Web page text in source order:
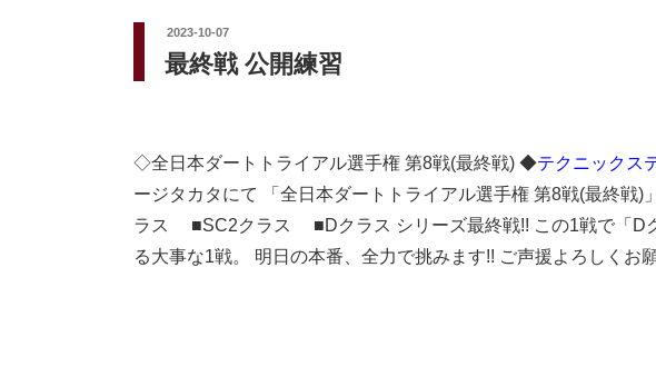
投
稿
日:
2023-10-07
最終戦 公開練習
◇全日本ダートトライアル選手権 第8戦(最終戦) ◆テクニックス
ージタカタにて 「全日本ダートトライアル選手権 第8戦(最終
ラス ■SC2クラス ■Dクラス シリーズ最終戦!! この1戦で「D
る大事な1戦。 明日の本番、全力で挑みます!! ご声援よろしくお